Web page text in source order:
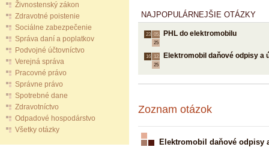
Živnostenský zákon
Zdravotné poistenie
Sociálne zabezpečenie
Správa daní a poplatkov
Podvojné účtovníctvo
Verejná správa
Pracovné právo
Správne právo
Spotrebné dane
Zdravotníctvo
Odpadové hospodárstvo
Všetky otázky
NAJPOPULÁRNEJŠIE OTÁZKY
23. 05.
25
PHL do elektromobilu
16. 12.
25
Elektromobil daňové odpisy a
Zoznam otázok
Elektromobil daňové odpisy